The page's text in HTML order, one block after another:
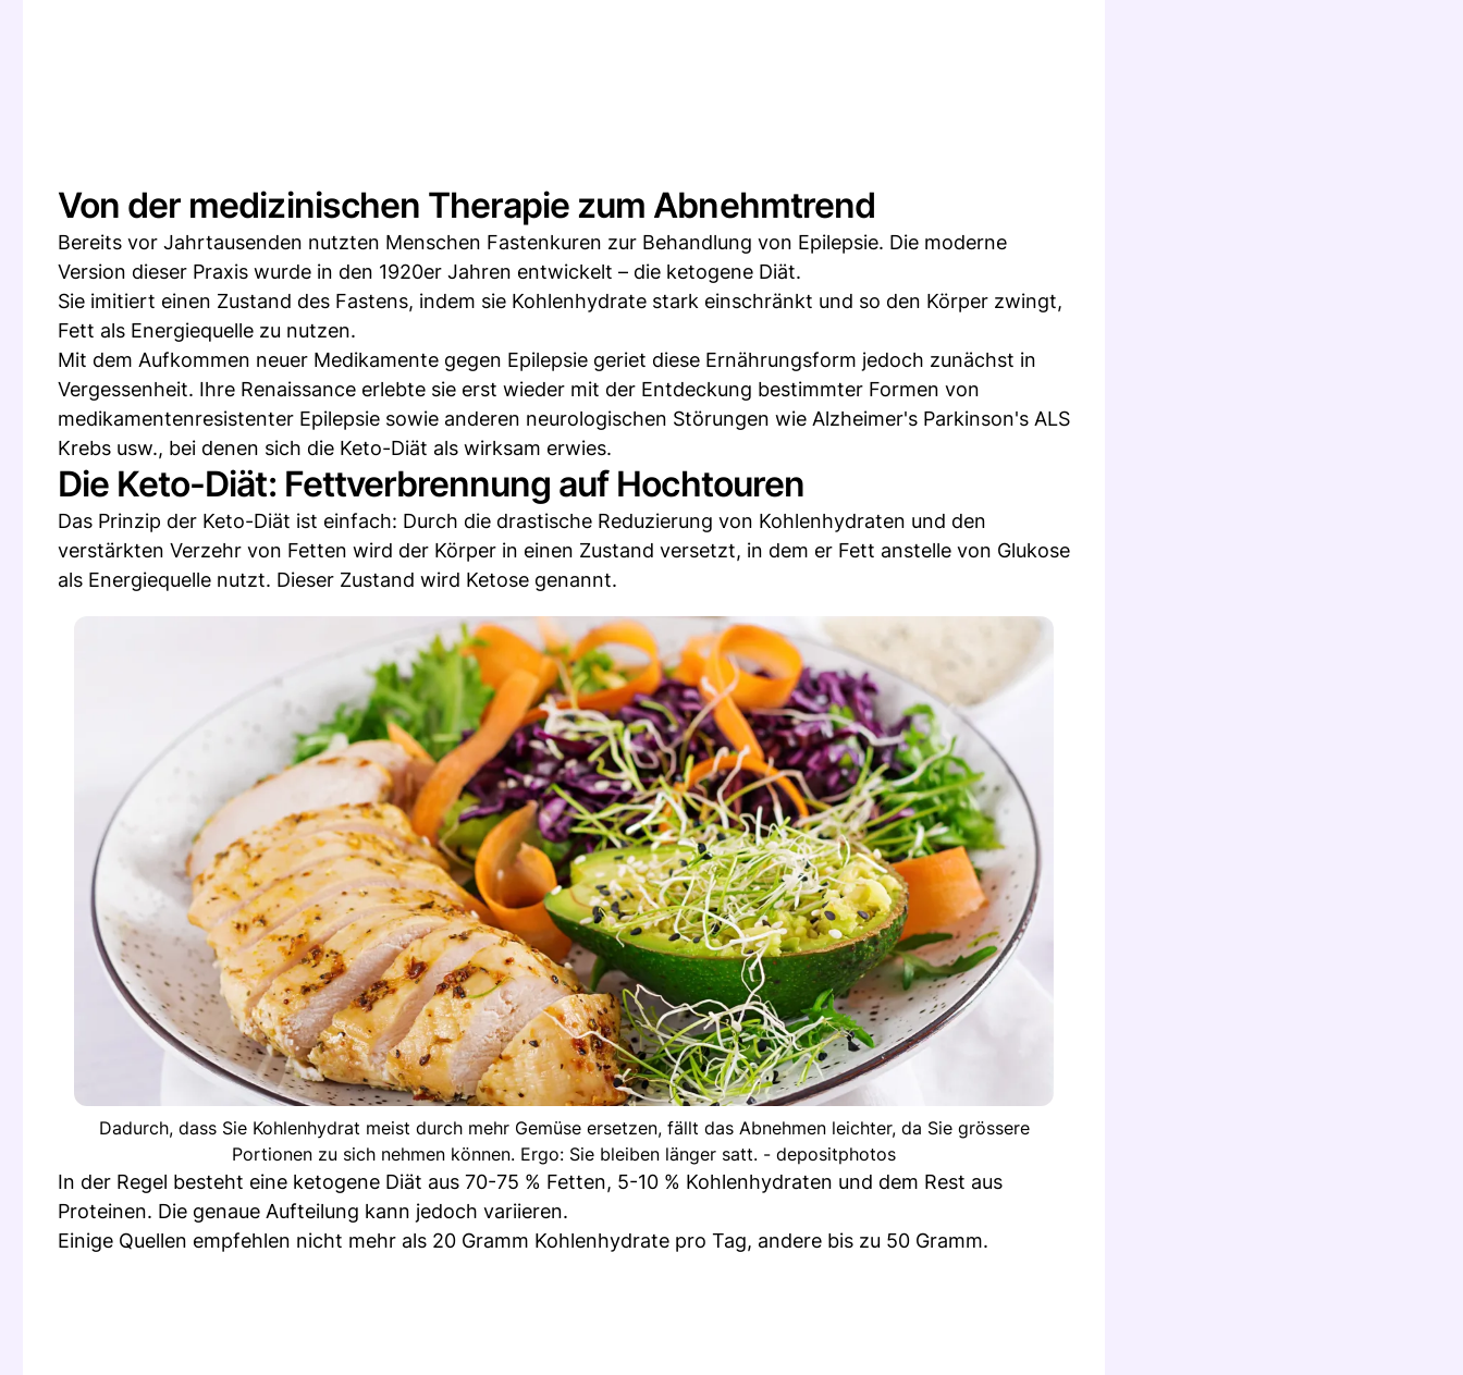
Von der medizinischen Therapie zum Abnehmtrend
Bereits vor Jahrtausenden nutzten Menschen Fastenkuren zur Behandlung von Epilepsie. Die moderne
Version dieser Praxis wurde in den 1920er Jahren entwickelt – die ketogene Diät.
Sie imitiert einen Zustand des Fastens, indem sie Kohlenhydrate stark einschränkt und so den Körper zwingt,
Fett als Energiequelle zu nutzen.
Mit dem Aufkommen neuer Medikamente gegen Epilepsie geriet diese Ernährungsform jedoch zunächst in
Vergessenheit. Ihre Renaissance erlebte sie erst wieder mit der Entdeckung bestimmter Formen von
medikamentenresistenter Epilepsie sowie anderen neurologischen Störungen wie Alzheimer's Parkinson's ALS
Krebs usw., bei denen sich die Keto-Diät als wirksam erwies.
Die Keto-Diät: Fettverbrennung auf Hochtouren
Das Prinzip der Keto-Diät ist einfach: Durch die drastische Reduzierung von Kohlenhydraten und den
verstärkten Verzehr von Fetten wird der Körper in einen Zustand versetzt, in dem er Fett anstelle von Glukose
als Energiequelle nutzt. Dieser Zustand wird Ketose genannt.
Dadurch, dass Sie Kohlenhydrat meist durch mehr Gemüse ersetzen, fällt das Abnehmen leichter, da Sie grössere
Portionen zu sich nehmen können. Ergo: Sie bleiben länger satt. - depositphotos
In der Regel besteht eine ketogene Diät aus 70-75 % Fetten, 5-10 % Kohlenhydraten und dem Rest aus
Proteinen. Die genaue Aufteilung kann jedoch variieren.
Einige Quellen empfehlen nicht mehr als 20 Gramm Kohlenhydrate pro Tag, andere bis zu 50 Gramm.